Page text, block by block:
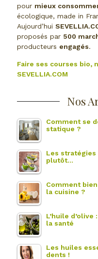
pour mieux
écologique, made in
Aujourd’hui
proposés par 500
producteurs engagés.
Faire ses courses bio,
SEVELLIA.COM
Nos
Comment se
statique ?
Les
plutôt…
Comment
la cuisine ?
L’huile
la santé
Les huiles
dents !